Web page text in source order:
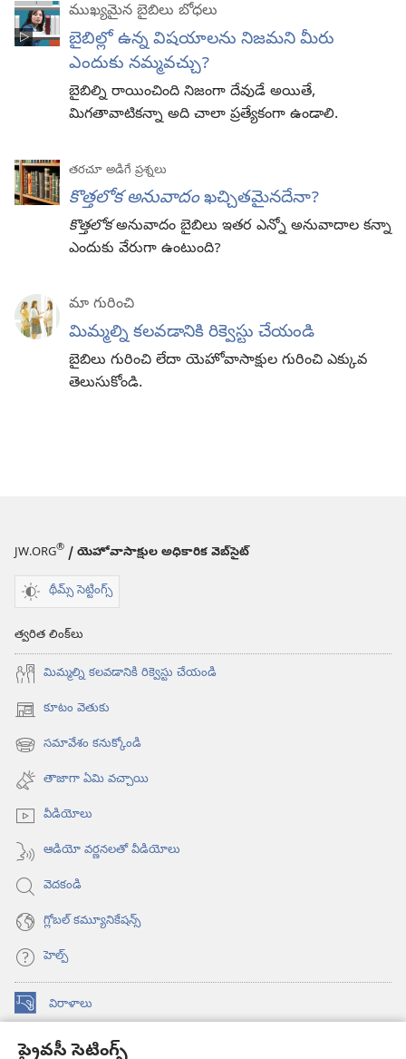
ప్రైవసీ సెటింగ్స్
ముఖ్యమైన బైబిలు బోధలు
బైబిల్లో ఉన్న విషయాలను నిజమని మీరు
ఎందుకు నమ్మవచ్చు?
బైబిల్ని రాయించింది నిజంగా దేవుడే అయితే,
మిగతావాటికన్నా అది చాలా ప్రత్యేకంగా ఉండాలి.
తరచూ అడిగే ప్రశ్నలు
కొత్తలోక అనువాదంఖచ్చితమైనదేనా?
కొత్తలోకఅనువాదం బైబిలు ఇతర ఎన్నో అనువాదాల కన్నా
ఎందుకు వేరుగా ఉంటుంది?
మా గురించి
మిమ్మల్ని కలవడానికి రిక్వెస్టు చేయండి
బైబిలు గురించి లేదా యెహోవాసాక్షుల గురించి ఎక్కువ
తెలుసుకోండి.
JW.ORG® / యెహోవాసాక్షుల అధికారిక వెబ్‌సైట్‌
థీమ్స్ సెట్టింగ్స్
త్వరిత లింక్‌లు
మిమ్మల్ని కలవడానికి రిక్వెస్టు చేయండి
కూటం వెతుకు
(కొత్త
విండో
ఓపెన్‌
అవుతుంది)
సమావేశం కనుక్కోండి
(కొత్త
విండో
ఓపెన్‌
అవుతుంది)
తాజాగా ఏమి వచ్చాయి
వీడియోలు
ఆడియో వర్ణనలతో వీడియోలు
వెదకండి
గ్లోబల్‌ కమ్యూనికేషన్స్‌
హెల్ప్‌
విరాళాలు
(కొత్త
ఓపెన్‌